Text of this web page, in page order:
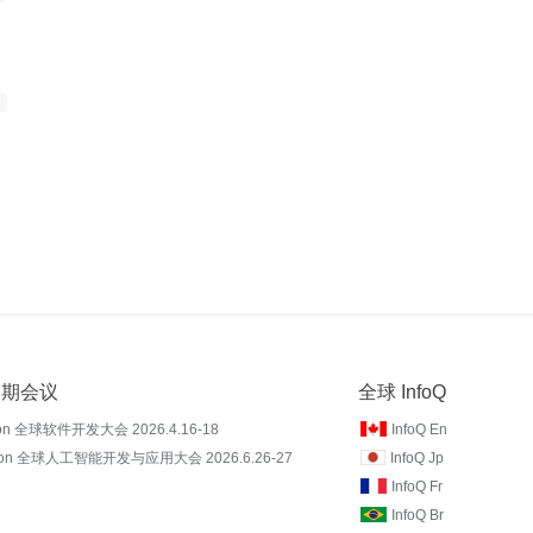
会议
全球软件开发大会 2026.4.16-18
全球人工智能开发与应用大会 2026.6.26-27
全球 InfoQ
InfoQ En
InfoQ Jp
InfoQ Fr
InfoQ Br